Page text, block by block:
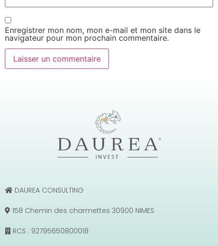
Enregistrer mon nom, mon e-mail et mon site dans le
navigateur pour mon prochain commentaire.
DAUREA CONSULTING
158 Chemin des charmettes 30900 NIMES
RCS : 92795650800018